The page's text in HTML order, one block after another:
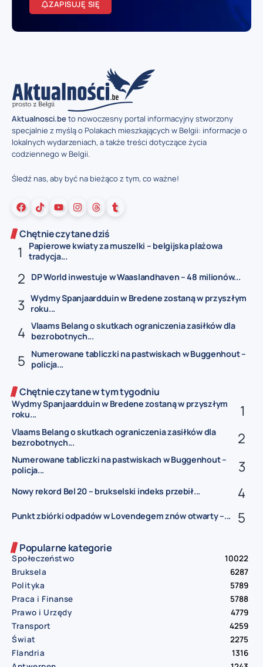
ZAPISUJĘ SIĘ
Aktualnosci.beto nowoczesny portal informacyjny stworzony
specjalnie z myślą o Polakach mieszkających w Belgii: informacje o
lokalnych wydarzeniach, a także treści dotyczące życia
codziennego w Belgii.
Śledź nas, aby być na bieżąco z tym, co ważne!
Chętnie czytane dziś
Papierowe kwiaty za muszelki – belgijska plażowa
tradycja...
DP World inwestuje w Waaslandhaven – 48 milionów...
Wydmy Spanjaardduin w Bredene zostaną w przyszłym
roku...
Vlaams Belang o skutkach ograniczenia zasiłków dla
bezrobotnych...
Numerowane tabliczki na pastwiskach w Buggenhout –
policja...
Chętnie czytane w tym tygodniu
Wydmy Spanjaardduin w Bredene zostaną w przyszłym
roku...
Vlaams Belang o skutkach ograniczenia zasiłków dla
bezrobotnych...
Numerowane tabliczki na pastwiskach w Buggenhout –
policja...
Nowy rekord Bel 20 – brukselski indeks przebił...
Punkt zbiórki odpadów w Lovendegem znów otwarty –...
Popularne kategorie
Społeczeństwo
10022
Bruksela
6287
Polityka
5789
Praca i Finanse
5788
Prawo i Urzędy
4779
Transport
4259
Świat
2275
Flandria
1316